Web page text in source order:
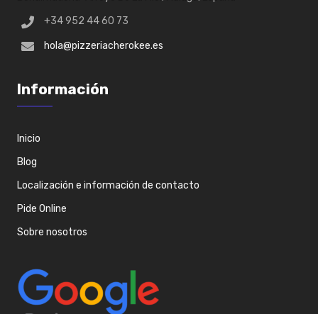
+34 952 44 60 73
hola@pizzeriacherokee.es
Información
Inicio
Blog
Localización e información de contacto
Pide Online
Sobre nosotros